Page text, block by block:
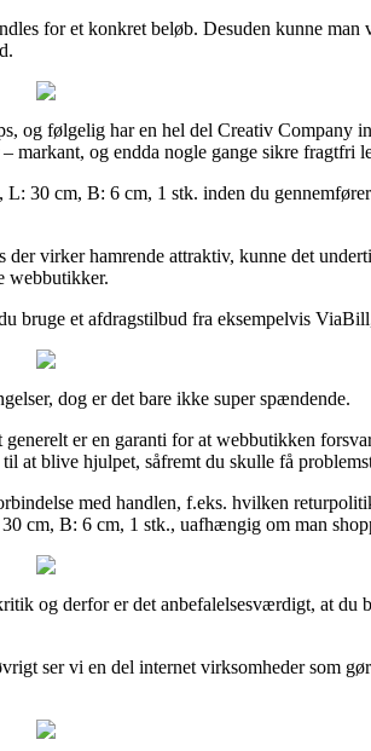
for et konkret beløb. Desuden kunne
og følgelig har en hel del Creativ Company
markant, og endda nogle gange sikre fragtfri
cm, B: 6 cm, 1 stk. inden du
virker hamrende attraktiv, kunne det
webbutikker.
et afdragstilbud fra eksempelvis
dog er det bare ikke super spændende.
er en garanti for at webbutikken
at blive hjulpet, såfremt du skulle få
med handlen, f.eks. hvilken
cm, B: 6 cm, 1 stk., uafhængig om man
og derfor er det anbefalelsesværdigt, at du
ser vi en del internet virksomheder som